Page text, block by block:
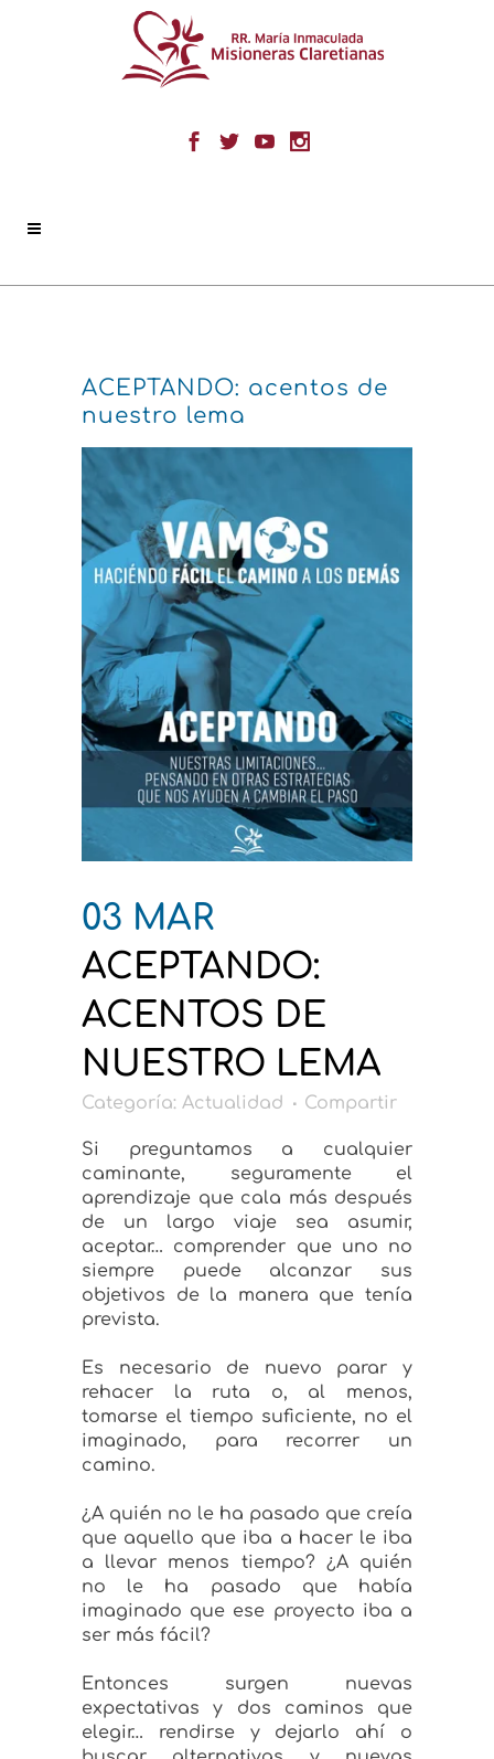
ACEPTANDO: acentos de
nuestro lema
03 MAR
ACEPTANDO:
ACENTOS DE
NUESTRO LEMA
Categoría: Actualidad Compartir
Si preguntamos a cualquier
caminante, seguramente el
aprendizaje que cala más después
de un largo viaje sea asumir,
aceptar… comprender que uno no
siempre puede alcanzar sus
objetivos de la manera que tenía
prevista.
Es necesario de nuevo parar y
rehacer la ruta o, al menos,
tomarse el tiempo suficiente, no el
imaginado, para recorrer un
camino.
¿A quién no le ha pasado que creía
que aquello que iba a hacer le iba
a llevar menos tiempo? ¿A quién
no le ha pasado que había
imaginado que ese proyecto iba a
ser más fácil?
Entonces surgen nuevas
expectativas y dos caminos que
elegir… rendirse y dejarlo ahí o